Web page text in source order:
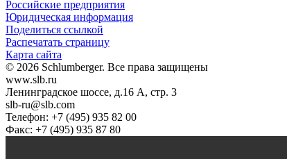
Российские предприятия
Юридическая информация
Поделиться ссылкой
Распечатать страницу
Карта сайта
© 2026 Schlumberger. Все права защищены
www.slb.ru
Ленинградское шоссе, д.16 А, стр. 3
slb-ru@slb.com
Телефон: +7 (495) 935 82 00
Факс: +7 (495) 935 87 80